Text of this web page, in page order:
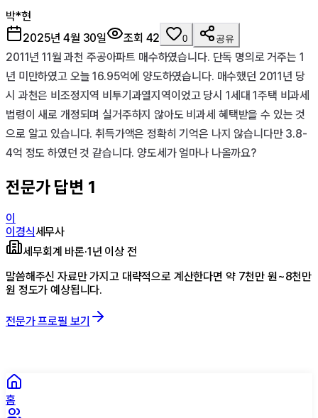
박*현
2025년 4월 30일
조회 42 0 공유
2011년 11월 과천 주공아파트 매수하였습니다. 단독 명의로 거주는 1
년 미만하였고 오늘 16.95억에 양도하였습니다. 매수했던 2011년 당
시 과천은 비조정지역 비투기과열지역이었고 당시 1세대 1주택 비과세
법령이 새로 개정되며 실거주하지 않아도 비과세 혜택받을 수 있는 것
으로 알고 있습니다. 취득가액은 정확히 기억은 나지 않습니다만 3.8-
4억 정도 하였던 것 같습니다. 양도세가 얼마나 나올까요?
전문가 답변 1
이
이경식세무사
세무회계 바론·1년 이상 전
말씀해주신 자료만 가지고 대략적으로 계산한다면 약 7천만 원~8천만
원 정도가 예상됩니다.
전문가 프로필 보기
홈